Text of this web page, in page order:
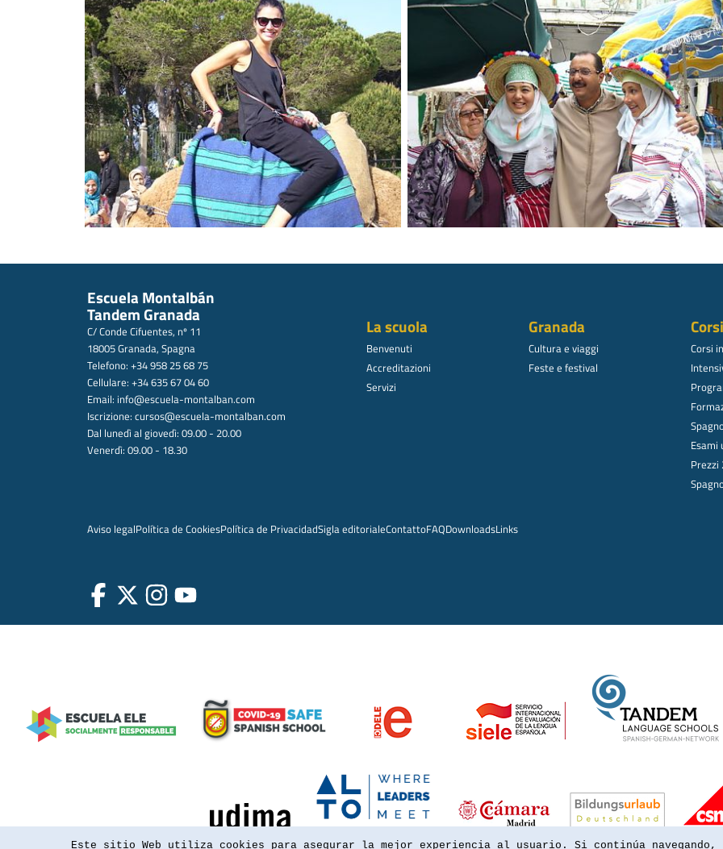
Escuela Montalbán
Tandem Granada
C/ Conde Cifuentes, nº 11
18005 Granada, Spagna
Telefono: +34 958 25 68 75
Cellulare: +34 635 67 04 60
Email: info@escuela-montalban.com
Iscrizione: cursos@escuela-montalban.com
Dal lunedì al giovedì: 09.00 - 20.00
Venerdì: 09.00 - 18.30
La scuola
Benvenuti
Accreditazioni
Servizi
Granada
Cultura e viaggi
Feste e festival
Corsi
Esami
Prezzi
Aviso legalPolítica de CookiesPolítica de PrivacidadSigla editorialeContattoFAQDownloadsLinks
Este sitio Web utiliza cookies para asegurar la mejor experiencia al usuario. Si continúa navegando,